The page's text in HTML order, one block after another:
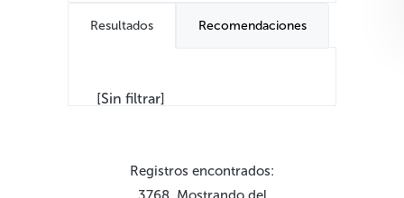
Resultados Recomendaciones
[Sin filtrar]
Registros encontrados: